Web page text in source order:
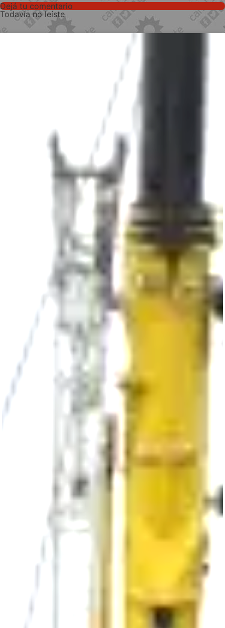
Dejá tu comentario
Todavía no leíste